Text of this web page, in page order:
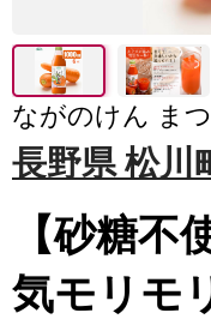
ながのけん ま
長野県 松川
【砂糖不
気モリモ